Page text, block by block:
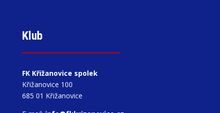
Klub
FK Křižanovice spolek
Křižanovice 100
685 01 Křižanovice